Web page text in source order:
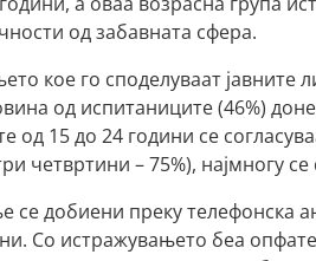
од забавната сфера.
кое го споделуваат јавните
од испитаниците (46%)
од 15 до 24 години се
четвртини – 75%), најмногу се
добиени преку телефонска
Со истражувањето беа